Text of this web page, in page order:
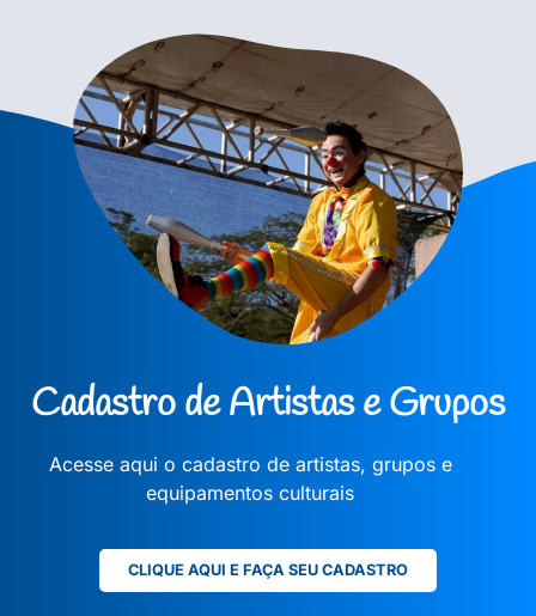
Cadastro de Artistas e Grupos
Acesse aqui o cadastro de artistas, grupos e
equipamentos culturais
CLIQUE AQUI E FAÇA SEU CADASTRO